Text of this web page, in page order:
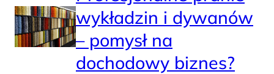
wykładzin i dywanów
– pomysł na
dochodowy biznes?